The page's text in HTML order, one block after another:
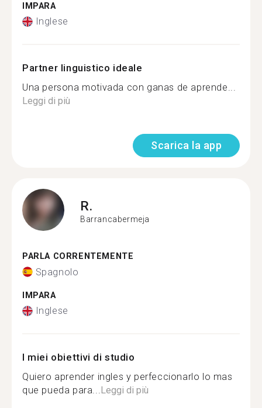
IMPARA
Inglese
Partner linguistico ideale
Una persona motivada con ganas de aprende...
Leggi di più
Scarica la app
R.
Barrancabermeja
PARLA CORRENTEMENTE
Spagnolo
IMPARA
Inglese
I miei obiettivi di studio
Quiero aprender ingles y perfeccionarlo lo mas
que pueda para...Leggi di più